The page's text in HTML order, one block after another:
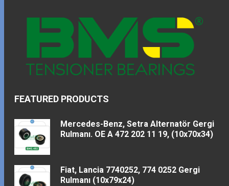
FEATURED PRODUCTS
Mercedes-Benz, Setra Alternatör Gergi
Rulmanı. OE A 472 202 11 19, (10x70x34)
Fiat, Lancia 7740252, 774 0252 Gergi
Rulmanı (10x79x24)